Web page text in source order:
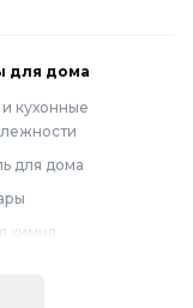
для дома
кухонные
для дома
химия